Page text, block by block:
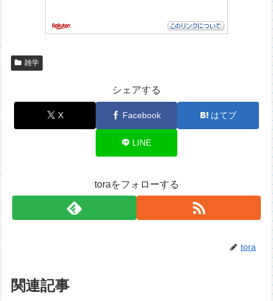
雑学
シェアする
X Facebook はてブ
LINE
toraをフォローする
tora
関連記事